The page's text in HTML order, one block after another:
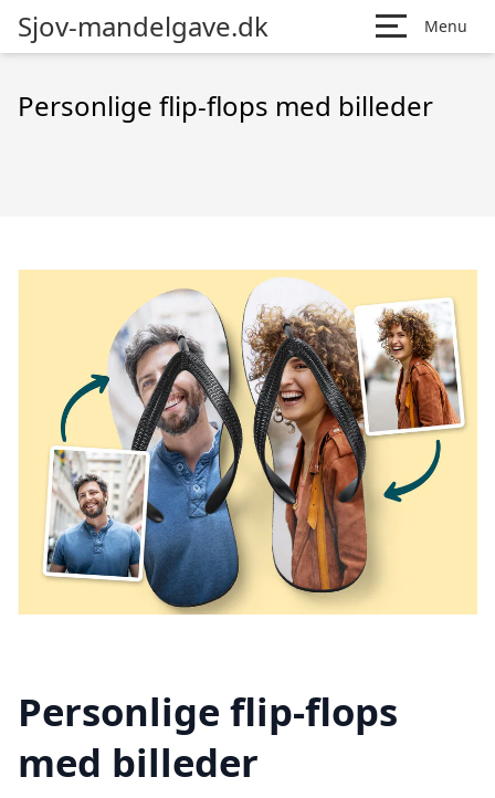
Sjov-mandelgave.dk Menu
Personlige flip-flops med billeder
Personlige flip-flops
med billeder